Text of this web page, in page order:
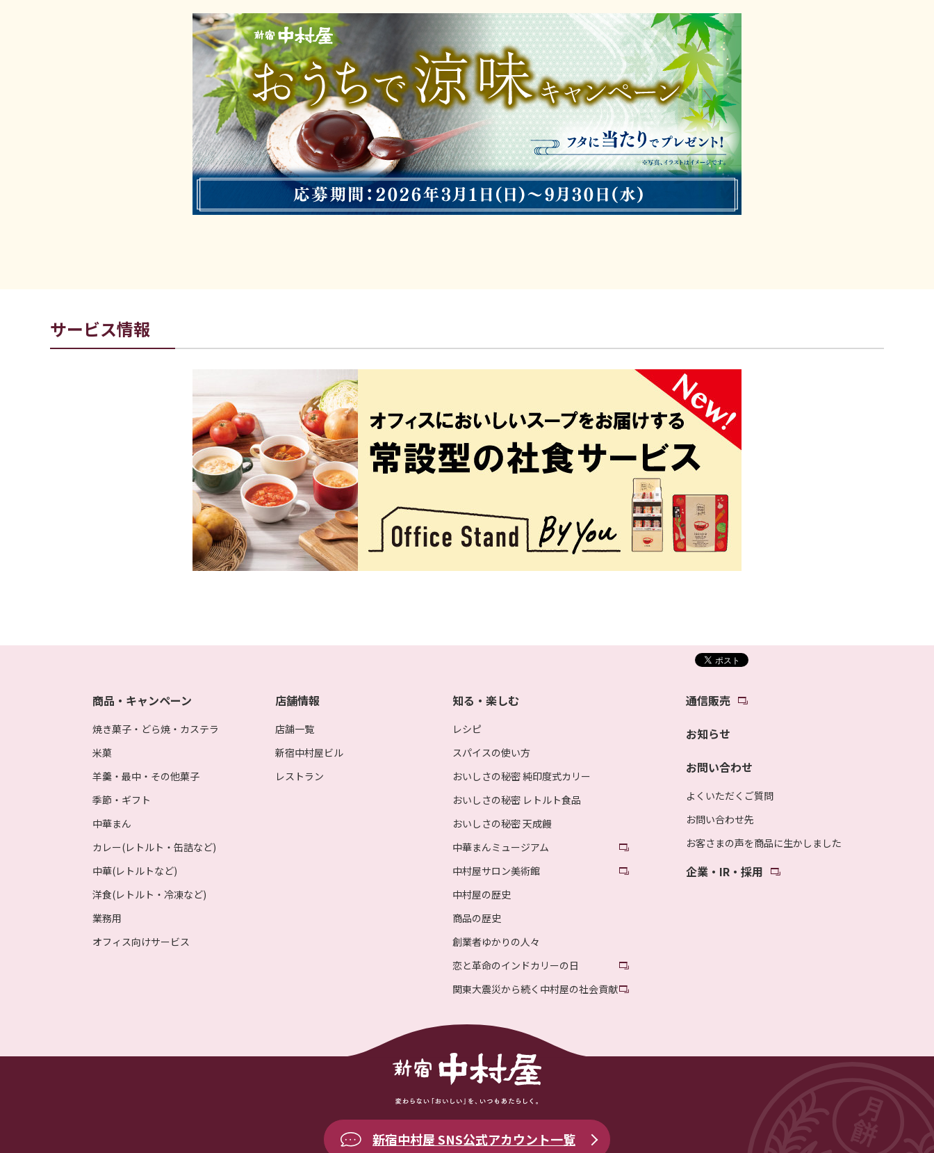
サービス情報
商品・キャンペーン
焼き菓子・どら焼・カステラ
米菓
羊羹・最中・その他菓子
季節・ギフト
中華まん
カレー(レトルト・缶詰など)
中華(レトルトなど)
洋食(レトルト・冷凍など)
業務用
オフィス向けサービス
店舗情報
店舗一覧
新宿中村屋ビル
レストラン
知る・楽しむ
レシピ
スパイスの使い方
おいしさの秘密 純印度式カリー
おいしさの秘密 レトルト食品
おいしさの秘密 天成饅
中華まんミュージアム
中村屋サロン美術館
中村屋の歴史
商品の歴史
創業者ゆかりの人々
恋と革命のインドカリーの日
関東大震災から続く中村屋の社会貢献
通信販売
お知らせ
お問い合わせ
よくいただくご質問
お問い合わせ先
お客さまの声を商品に生かしました
企業・IR・採用
新宿中村屋 SNS公式アカウント一覧